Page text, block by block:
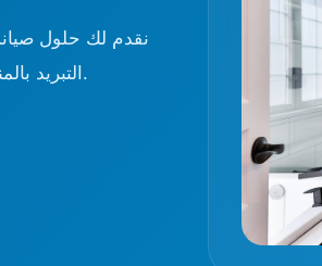
نقدم لك حلول
التبريد بالمنزل وقطع غيار أصلية تضمن الحفاظ على الأطعمة بحالة ممتازة.